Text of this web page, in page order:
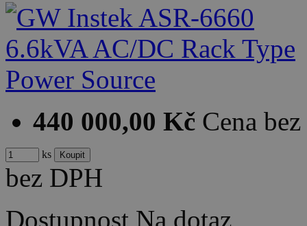
440 000,00 Kč Cena
ks
bez DPH
Dostupnost Na dotaz